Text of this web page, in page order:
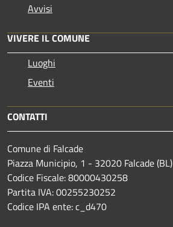
Avvisi
VIVERE IL COMUNE
Luoghi
Eventi
CONTATTI
Comune di Falcade
Piazza Municipio, 1 - 32020 Falcade (BL)
Codice Fiscale: 80000430258
Partita IVA: 00255230252
Codice IPA ente: c_d470